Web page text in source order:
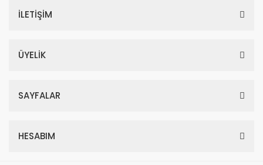
İLETİŞİM
ÜYELİK
SAYFALAR
HESABIM